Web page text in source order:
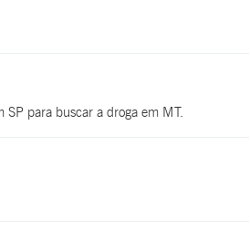
para buscar a droga em MT.